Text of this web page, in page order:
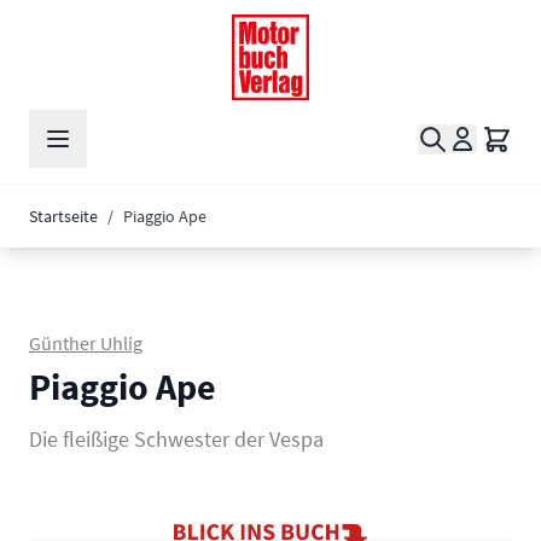
Suche
Startseite / Piaggio Ape
Günther Uhlig
Piaggio Ape
Die fleißige Schwester der Vespa